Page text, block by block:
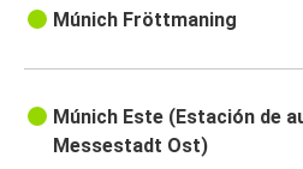
Múnich Fröttmaning
Múnich Este (Estación de
Messestadt Ost)